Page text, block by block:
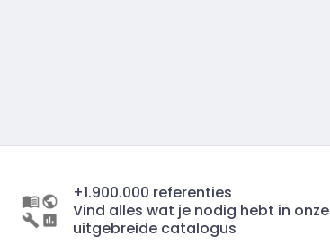
+1.900.000 referenties
Vind alles wat je nodig hebt in onze
uitgebreide catalogus